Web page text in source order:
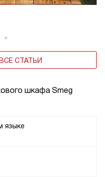
шкафа Smeg
языке
СТАТЬИ